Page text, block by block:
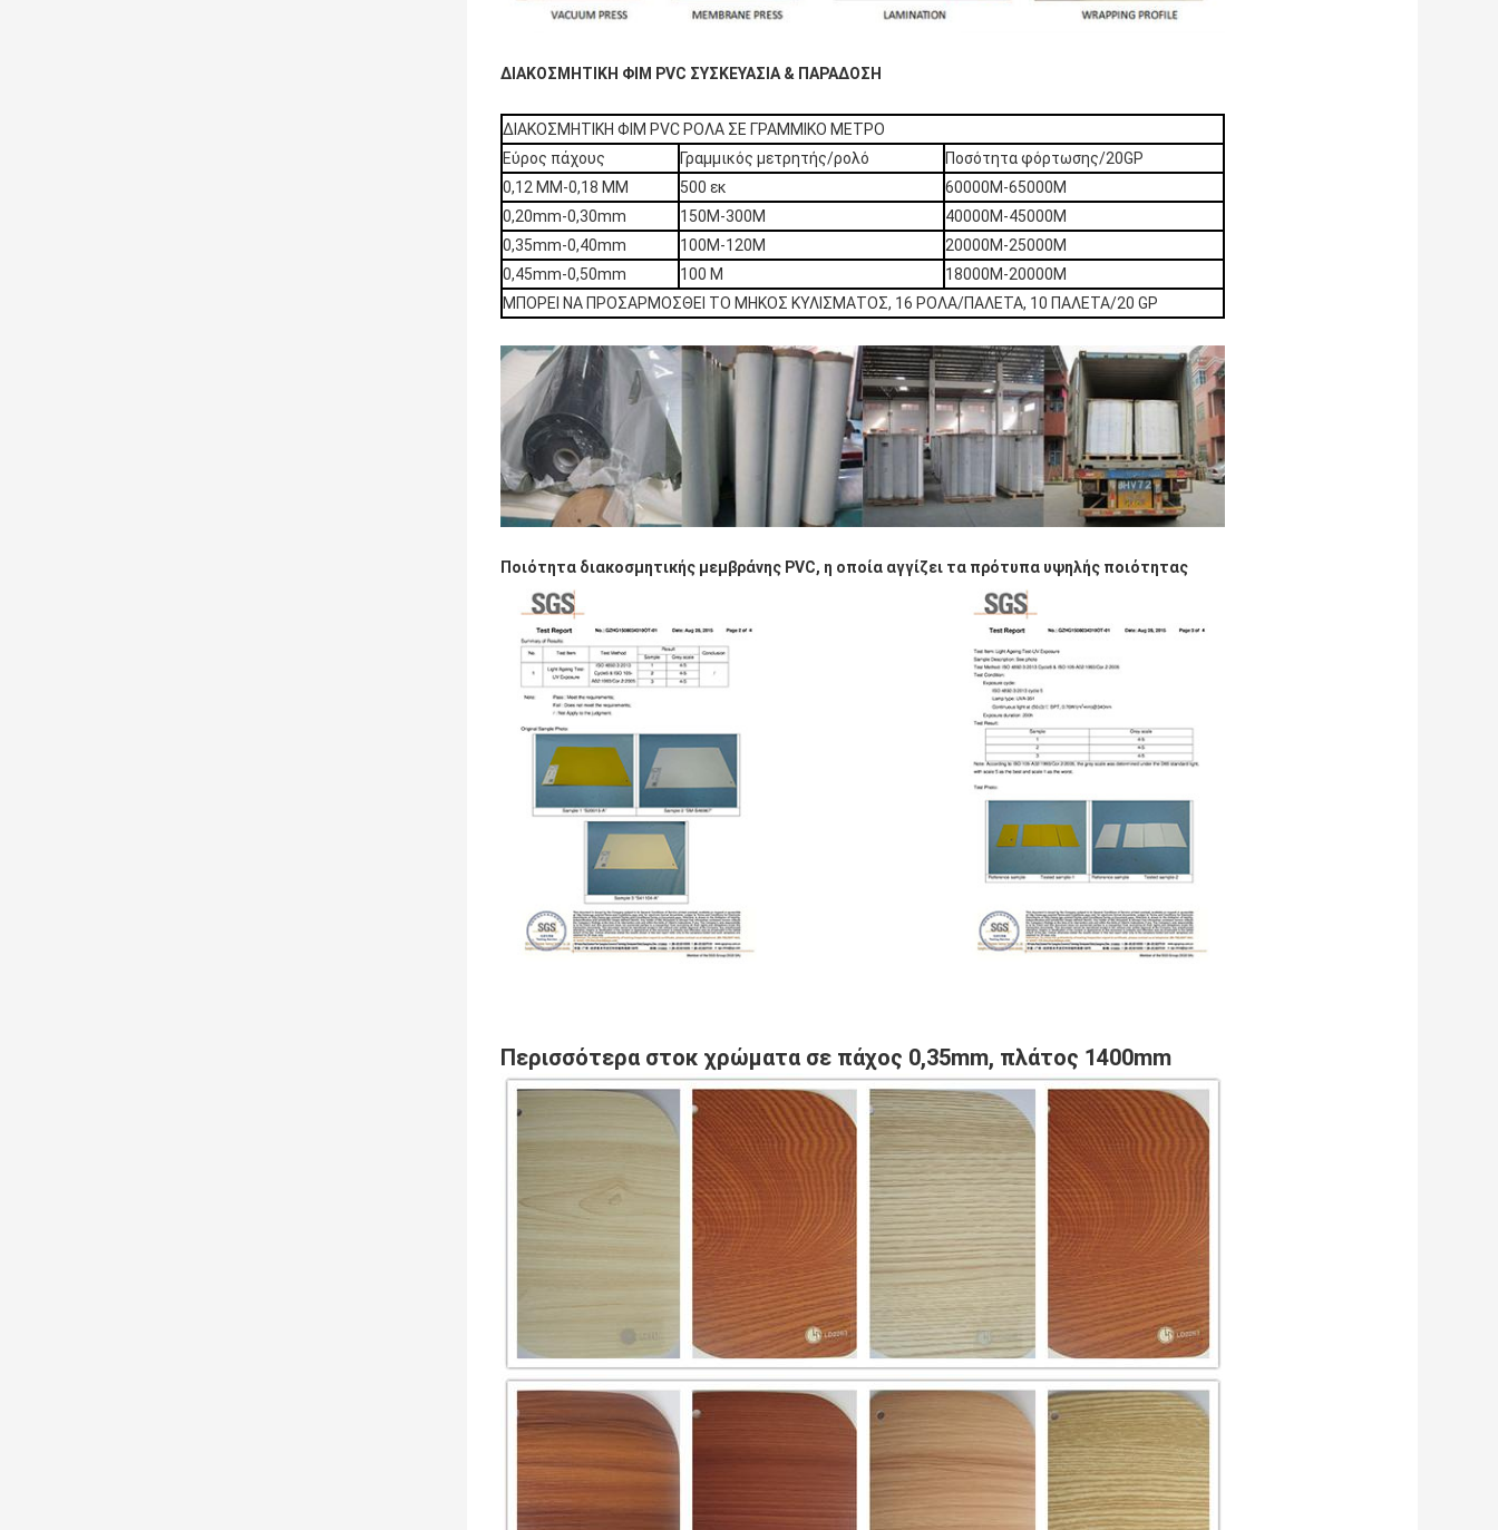
ΔΙΑΚΟΣΜΗΤΙΚΗ ΦΙΜ PVC ΣΥΣΚΕΥΑΣΙΑ & ΠΑΡΑΔΟΣΗ
ΔΙΑΚΟΣΜΗΤΙΚΗ ΦΙΜ PVC ΡΟΛΑ ΣΕ ΓΡΑΜΜΙΚΟ ΜΕΤΡΟ
Εύρος πάχους
Γραμμικός μετρητής/ρολό
Ποσότητα φόρτωσης/20GP
0,12 ΜΜ-0,18 ΜΜ
500 εκ
60000M-65000M
0,20mm-0,30mm
150M-300M
40000M-45000M
0,35mm-0,40mm
100Μ-120Μ
20000M-25000M
0,45mm-0,50mm
100 Μ
18000M-20000M
ΜΠΟΡΕΙ ΝΑ ΠΡΟΣΑΡΜΟΣΘΕΙ ΤΟ ΜΗΚΟΣ ΚΥΛΙΣΜΑΤΟΣ, 16 ΡΟΛΑ/ΠΑΛΕΤΑ, 10 ΠΑΛΕΤΑ/20 GP
Ποιότητα διακοσμητικής μεμβράνης PVC, η οποία αγγίζει τα πρότυπα υψηλής ποιότητας
Περισσότερα στοκ χρώματα σε πάχος 0,35mm, πλάτος 1400mm